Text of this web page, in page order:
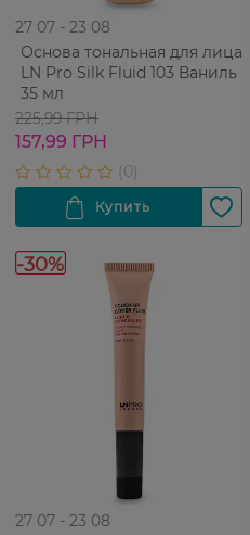
27 07 - 23 08
Основа тональная для лица
LN Pro Silk Fluid 103 Ваниль
35 мл
225,99 ГРН
157,99 ГРН
-30%
27 07 - 23 08